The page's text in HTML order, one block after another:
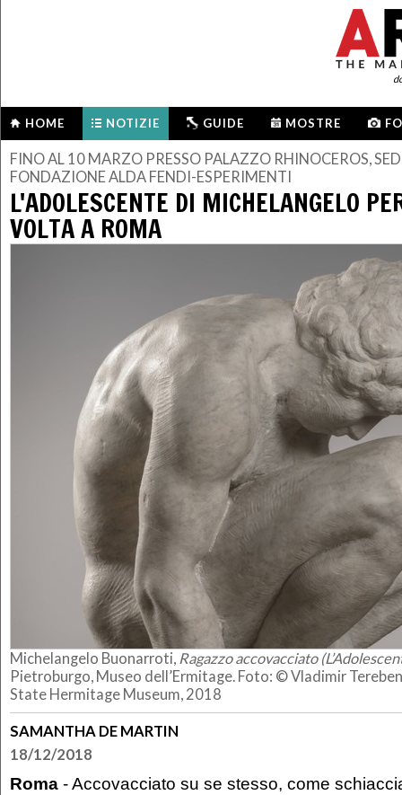
HOME NOTIZIE GUIDE MOSTRE
FINO AL 10 MARZO PRESSO PALAZZO RHINOCEROS,
FONDAZIONE ALDA FENDI-ESPERIMENTI
L'ADOLESCENTE DI MICHELANGELO
VOLTA A ROMA
Michelangelo Buonarroti, Ragazzo accovacciato
Pietroburgo, Museo dell’Ermitage. Foto: © Vladimir
State Hermitage Museum, 2018
SAMANTHA DE MARTIN
18/12/2018
Roma - Accovacciato su se stesso, come